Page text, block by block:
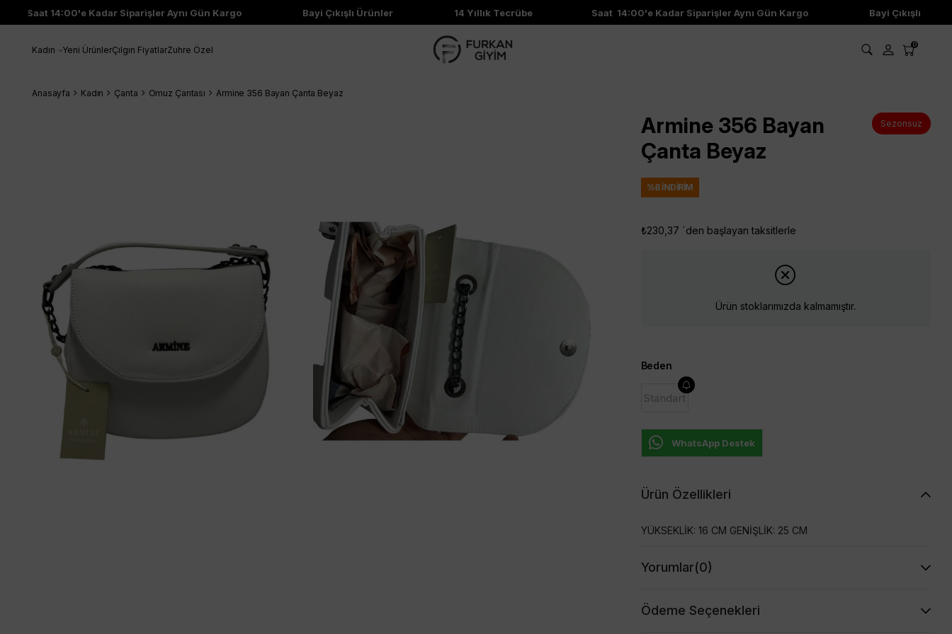
Saat 14:00'e Kadar Siparişler Aynı Gün Kargo Bayi Çıkışlı Ürünler 14 Yıllık Tecrübe Saat 14:00'e Kadar Siparişler Aynı Gün Kargo Bayi Çıkışlı Ürünler
Kadın Yeni ÜrünlerÇılgın FiyatlarZuhre Özel 0
Anasayfa Kadın Çanta Omuz Çantası Armine 356 Bayan Çanta Beyaz
Armine 356 Bayan
Çanta Beyaz
Sezonsuz
%8İNDIRIM
₺230,37 `den başlayan taksitlerle
Ürün stoklarımızda kalmamıştır.
Beden
Standart
WhatsApp Destek
Ürün Özellikleri
YÜKSEKLİK: 16 CM GENİŞLİK: 25 CM
Yorumlar(0)
Ödeme Seçenekleri